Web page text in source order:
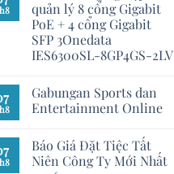
quản lý 8 cổng Gigabit
PoE + 4 cổng Gigabit
SFP 3Onedata
IES6300SL-8GP4GS-2LV
Gabungan Sports dan
Entertainment Online
Báo Giá Đặt Tiệc Tất
Niên Công Ty Mới Nhất